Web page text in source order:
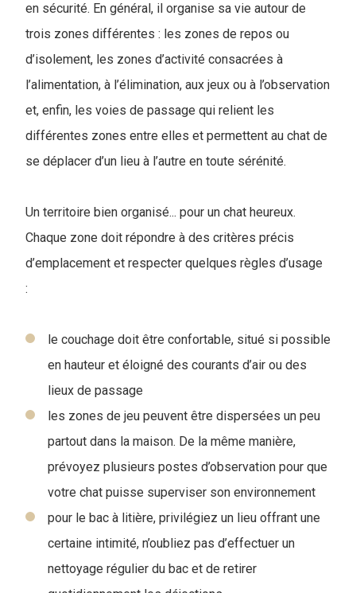
en sécurité. En général, il organise sa vie autour de
trois zones différentes : les zones de repos ou
d’isolement, les zones d’activité consacrées à
l’alimentation, à l’élimination, aux jeux ou à l’observation
et, enfin, les voies de passage qui relient les
différentes zones entre elles et permettent au chat de
se déplacer d’un lieu à l’autre en toute sérénité.
Un territoire bien organisé... pour un chat heureux.
Chaque zone doit répondre à des critères précis
d’emplacement et respecter quelques règles d’usage
:
le couchage doit être confortable, situé si possible
en hauteur et éloigné des courants d’air ou des
lieux de passage
les zones de jeu peuvent être dispersées un peu
partout dans la maison. De la même manière,
prévoyez plusieurs postes d’observation pour que
votre chat puisse superviser son environnement
pour le bac à litière, privilégiez un lieu offrant une
certaine intimité, n’oubliez pas d’effectuer un
nettoyage régulier du bac et de retirer